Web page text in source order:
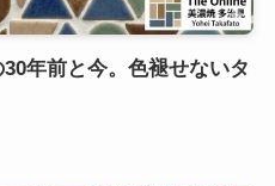
年前と今。色褪せないタ